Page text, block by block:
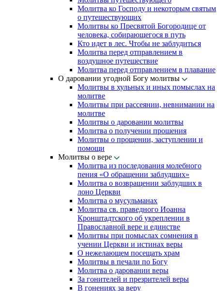
Молитва ко Господу и некоторым святым
о путешествующих
Молитвы ко Пресвятой Богородице от
человека, собирающегося в путь
Кто идет в лес. Чтобы не заблудиться
Молитва перед отправлением в
воздушное путешествие
Молитва перед отправлением в плавание
О даровании угодной Богу молитвы
Молитвы в хульных и иных помыслах на
молитве
Молитвы при рассеянии, невнимании на
молитве
Молитвы о даровании молитвы
Молитва о получении прошения
Молитвы о прощении, заступлении и
помощи
Молитвы о вере
Молитва из последования молебного
пения «О обращении заблудших»
Молитва о возвращении заблудших в
лоно Церкви
Молитва о мусульманах
Молитва св. праведного Иоанна
Кронштадтского об укреплении в
Православной вере и единстве
Молитвы при помыслах сомнения в
учении Церкви и истинах веры
О нежелающем посещать храм
Молитвы в печали по Богу
Молитва о даровании веры
За гонителей и презрителей веры
В гонениях за веру